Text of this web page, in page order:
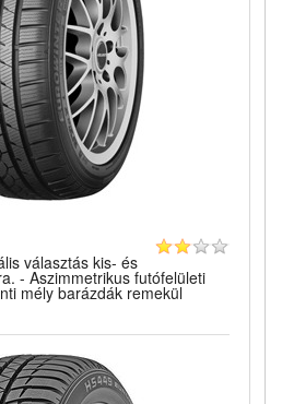
választás kis- és
- Aszimmetrikus futófelületi
mély barázdák remekül